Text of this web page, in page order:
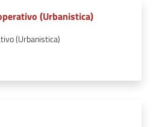
(Urbanistica)
(Urbanistica)